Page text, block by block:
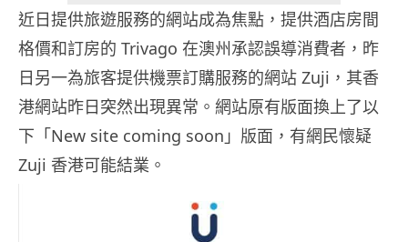
近日提供旅遊服務的網站成為焦點，提供酒店房間
格價和訂房的 Trivago 在澳州承認誤導消費者，昨
日另一為旅客提供機票訂購服務的網站 Zuji，其香
港網站昨日突然出現異常。網站原有版面換上了以
下「New site coming soon」版面，有網民懷疑
Zuji 香港可能結業。